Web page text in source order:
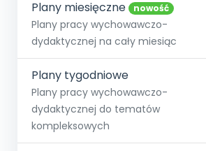
Społeczność
+48 12 631 04 10
O miesięczniku
Strona główna
O Akademii
Poznaj pakiet MAX
Testuj przez 7 dni
Wszystkie projekty
Skontaktuj się
Dodaj wpis
Plany miesięczne nowość
Plany pracy wychowawczo-
dydaktycznej na cały miesiąc
Plany tygodniowe
Plany pracy wychowawczo-
dydaktycznej do tematów
kompleksowych